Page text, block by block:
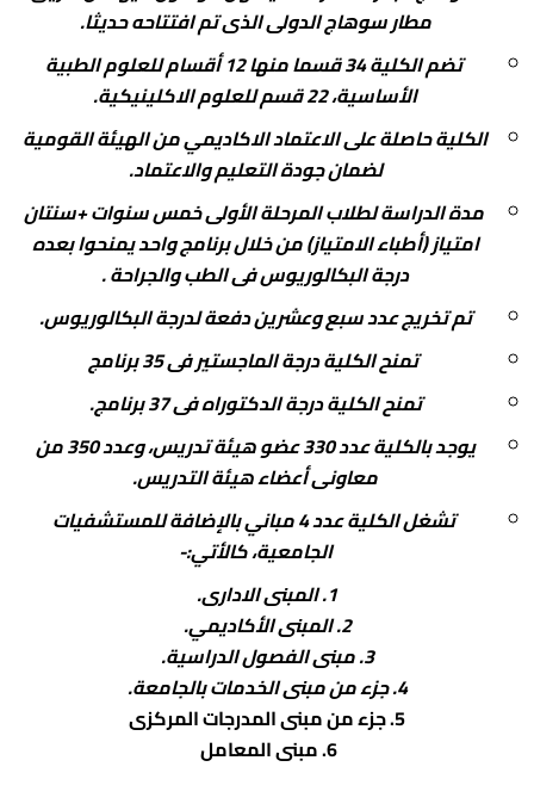
استبيانات الطلاب
الطلاب الوافدين
المقررات الدراسية
البرامج الأكاديمية واللوائح الدراسية
دعم البحث العلمى
الطلاب الوافدين
تنمية الموارد الذاتية
خدمة المجتمع
متابعة الخريجين
ادارة الازمات والكوارث
الخدمات الالكترونية
التخطيط الاستراتيجي
وحدة الصيانة
وحدة ابحاث حيوانات التجارب
تطبيقات الجامعة
الخدمات الإلكترونية
أنظمة الجامعة الإلكترونية
الجامعات المصرية
كلية الطب جامعة عين شمس
كلية الطب جامعة الإسكندرية
كلية الطب جامعة أسيوط
كلية الطب جامعة بنى سويف
كلية الطب جامعة القاهرة
كلية الطب جامعة الفيوم
كلية الطب جامعة كفر الشيخ
كلية الطب جامعة المنصورة
كلية الطب جامعة المنيا
كلية الطب جامعة المنوفية
كلية الطب بقنا جامعة جنوب الوادى
كلية الطب بالإسماعيلية جامعة قناة السويس
كلية الطب جامعة الزقازيق
كلية الطب جامعة بنها
الإتصال بالكلية
مطار سوهاج الدولى الذى تم افتتاحه حديثا.
تضم الكلية 34 قسما منها 12 أقسام للعلوم الطبية
الأساسية، 22 قسم للعلوم الاكلينيكية.
الكلية حاصلة على الاعتماد الاكاديمي من الهيئة القومية
لضمان جودة التعليم والاعتماد.
مدة الدراسة لطلاب المرحلة الأولى خمس سنوات +سنتان
امتياز (أطباء الامتياز) من خلال برنامج واحد يمنحوا بعده
درجة البكالوريوس فى الطب والجراحة .
تم تخريج عدد سبع وعشرين دفعة لدرجة البكالوريوس.
تمنح الكلية درجة الماجستير فى 35 برنامج
تمنح الكلية درجة الدكتوراه فى 37 برنامج.
يوجد بالكلية عدد 330 عضو هيئة تدريس، وعدد 350 من
معاونى أعضاء هيئة التدريس.
تشغل الكلية عدد 4 مباني بالإضافة للمستشفيات
الجامعية، كالأتي:-
1. المبنى الادارى.
2. المبنى الأكاديمي.
3. مبنى الفصول الدراسية.
4. جزء من مبنى الخدمات بالجامعة.
5. جزء من مبنى المدرجات المركزى
6. مبنى المعامل